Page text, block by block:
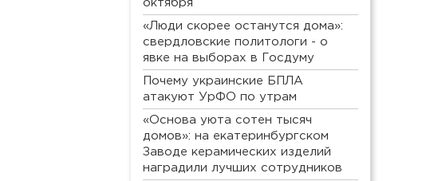
октября
«Люди скорее останутся дома»:
свердловские политологи - о
явке на выборах в Госдуму
Почему украинские БПЛА
атакуют УрФО по утрам
«Основа уюта сотен тысяч
домов»: на екатеринбургском
Заводе керамических изделий
наградили лучших сотрудников